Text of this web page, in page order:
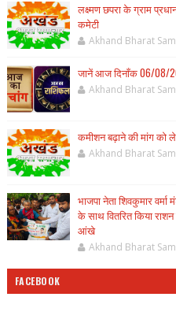
लक्ष्मण छपरा के ग्राम
कमेटी
Akhand Bharat
जानें आज दिनाँक 06/08/
Akhand Bharat
कमीशन बढ़ाने की मांग को
Akhand Bharat
भाजपा नेता शिवकुमार
के साथ वितरित किया
आंखे
Akhand Bharat
FACEBOOK